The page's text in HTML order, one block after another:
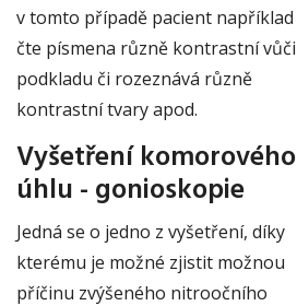
v tomto případě pacient například
čte písmena různě kontrastní vůči
podkladu či rozeznává různě
kontrastní tvary apod.
Vyšetření komorového
úhlu - gonioskopie
Jedná se o jedno z vyšetření, díky
kterému je možné zjistit možnou
příčinu zvýšeného nitroočního